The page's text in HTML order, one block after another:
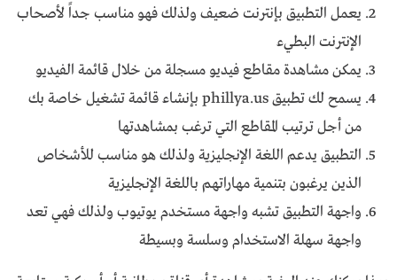
يعمل التطبيق بإنترنت ضعيف ولذلك فهو مناسب جداً لأصحاب
الإنترنت البطيء
يمكن مشاهدة مقاطع فيديو مسجلة من خلال قائمة الفيديو
يسمح لك تطبيق phillya.us بإنشاء قائمة تشغيل خاصة بك
من أجل ترتيب المقاطع التي ترغب بمشاهدتها
التطبيق يدعم اللغة الإنجليزية ولذلك هو مناسب للأشخاص
الذين يرغبون بتنمية مهاراتهم باللغة الإنجليزية
واجهة التطبيق تشبه واجهة مستخدم يوتيوب ولذلك فهي تعد
واجهة سهلة الاستخدام وسلسة وبسيطة